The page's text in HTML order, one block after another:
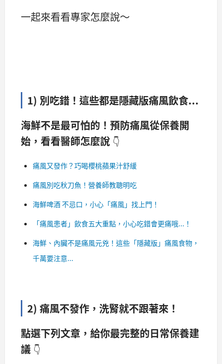
一起來看看專家怎麼說～
1) 別吃錯！這些都是隱藏版痛風飲食...
海鮮不是最可怕的！預防痛風從保養開
始， 看看醫師怎麼說 👇
痛風又發作？巧喝櫻桃蘋果汁舒緩
痛風別吃秋刀魚！營養師教聰明吃
海鮮啤酒 不忌口，小心「痛風」找上門！
「痛風患者」飲食五大重點，小心吃錯會更痛哦...！
海鮮、內臟不是痛風元兇！這些「隱藏版」痛風食物，
千萬要注意...
2) 痛風不發作，洗腎就不跟著來！
點選下列文章，給你最完整的日常保養建
議 👇